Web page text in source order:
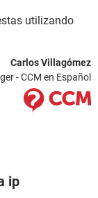
utilizando
Carlos Villagómez
- CCM en Español
ip